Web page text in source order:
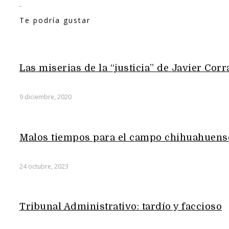
Te podría gustar
Las miserias de la “justicia” de Javier
9 diciembre, 2020
Malos tiempos para el campo
24 octubre, 2023
Tribunal Administrativo: tardío y faccioso